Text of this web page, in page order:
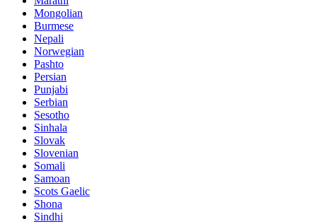
Mongolian
Burmese
Nepali
Norwegian
Pashto
Persian
Punjabi
Serbian
Sesotho
Sinhala
Slovak
Slovenian
Somali
Samoan
Scots Gaelic
Shona
Sindhi